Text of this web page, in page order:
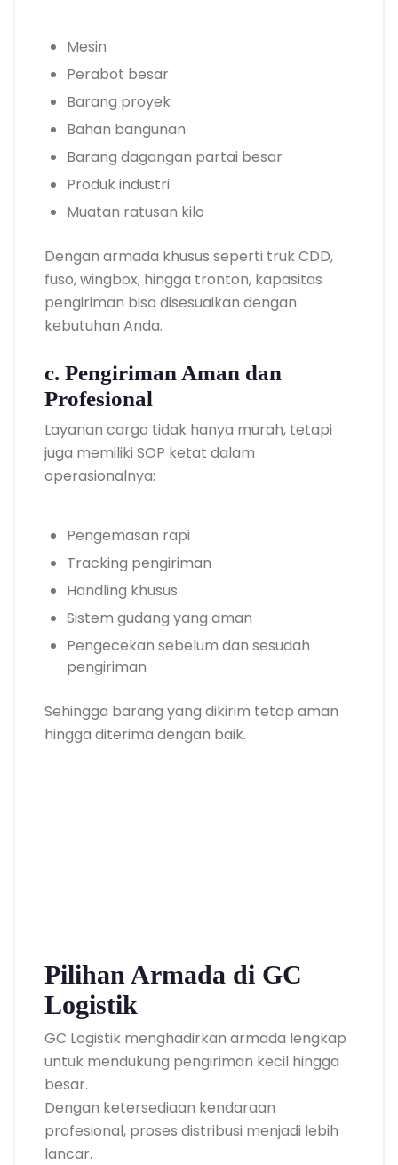
Mesin
Perabot besar
Barang proyek
Bahan bangunan
Barang dagangan partai besar
Produk industri
Muatan ratusan kilo
Dengan armada khusus seperti truk CDD,
fuso, wingbox, hingga tronton, kapasitas
pengiriman bisa disesuaikan dengan
kebutuhan Anda.
c. Pengiriman Aman dan
Profesional
Layanan cargo tidak hanya murah, tetapi
juga memiliki SOP ketat dalam
operasionalnya:
Pengemasan rapi
Tracking pengiriman
Handling khusus
Sistem gudang yang aman
Pengecekan sebelum dan sesudah
pengiriman
Sehingga barang yang dikirim tetap aman
hingga diterima dengan baik.
Pilihan Armada di GC
Logistik
GC Logistik menghadirkan armada lengkap
untuk mendukung pengiriman kecil hingga
besar.
Dengan ketersediaan kendaraan
profesional, proses distribusi menjadi lebih
lancar.